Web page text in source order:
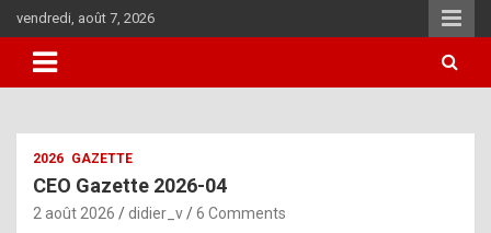
to
content
vendredi, août 7, 2026
i
2026 GAZETTE
CEO Gazette 2026-04
2 août 2026 didier_v 6 Comments